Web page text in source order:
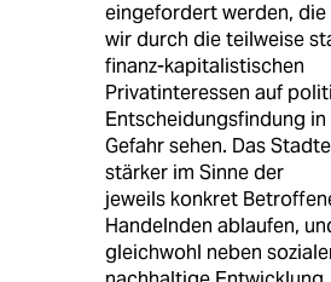
eingefordert werden, die
wir durch die teilweise
finanz-kapitalistischen
Privatinteressen auf
Entscheidungsfindung in
Gefahr sehen. Das
stärker im Sinne der
jeweils konkret
Handelnden ablaufen,
gleichwohl neben